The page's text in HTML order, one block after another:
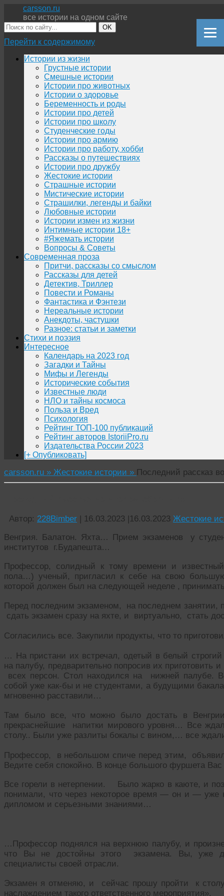
carsson.ru
все истории на одном сайте
OK
Перейти к содержимому
Истории из жизни
Грустные истории
Смешные истории
Истории про животных
Истории о здоровье
Беременность и роды
Истории про детей
Истории про школу
Студенческие годы
Истории про армию
Истории про работу, хобби
Рассказы о путешествиях
Истории про дружбу
Жестокие истории
Страшные истории
Мистические истории
Страшилки, легенды и байки
Любовные истории
Истории измен из жизни
Интимные истории 18+
#Яжемать истории
Вопросы & Советы
Современная проза
Притчи, рассказы со смыслом
Рассказы для детей
Детектив, Триллер
Повести и Романы
Фантастика и Фэнтези
Нереальные истории
Анекдоты, частушки
Разное: статьи и заметки
Стихи и поэзия
Интересное
Календарь на 2023 год
Загадки и Тайны
Мифы и Легенды
Исторические события
Известные люди
НЛО и тайны космоса
Польза и Вред
Психология
Рейтинг ТОП-100 публикаций
Рейтинг авторов IstoriiPro.ru
Издательства России 2023
[+ Опубликовать]
carsson.ru » Жестокие истории » Последний рассказ
Автор: 228Bimber | 16.03.2023 |16.03.2023 Жестокие
Венгрия. Балатон. Яхта… Прием экзаменов у
институтов г.Будапешта…
Профессор, солидный к тому времени и
пола…) ученый, пригласил к себе на свою
которой должен был на следующей неделе ,
Перед последним экзаменом, на последнем занятии,
сдать экзамен сразу на яхте, и виртуально, стать
Согласились все. Закупили продукты, что то
… На пристани их встречал, одетый в белый
на палубу, предварительно попросив их
всех персон. Стол находился на нижней палубе.
собой уже как-бы и не студентами, а будущими
мгновенно расставили…
Там было все, что можно было достать в
прекраснейшие напитки мирового уровня… Все
столу.. Были уже разлиты бокалы с вином,… все
Профессор, в небольшом спиче перед этим,
Ведите себя спокойно. В конце большого фуршета
Все горели в нетерпении. Было жарко в каюте, и
понимали, что через некоторое время — он и — уже
дипломом и серьезными знаниями…
…Профессор поднялся на верхнюю палубу, и
что Вы не достойны этого экзамена. Вы, уже
специалисты своей отрасли.
Экзамен я отменяю, и сейчас прошу пройти к
наслаждением такого ответственного мероприятия».